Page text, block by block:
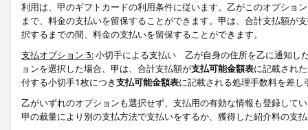
利用は、甲のギフトカードの利用条件に従います。乙がこのオプショ
まで、料金の支払いを留保することができます。甲は、合計支払額が
択するまでの間、料金の支払いを留保することができます。
支払オプション 3: 小切手による支払い 乙が自身の住所を乙に通知し
ョンを選択した場合、甲は、合計支払額が支払可能金額表に記載され
付する小切手1枚につき支払可能金額表に記載される処理手数料を差し
乙がいずれのオプションも選択せず、支払用の有効な情報も登録して
甲の裁量により別の支払方法で支払いをするか、獲得した紹介料の支